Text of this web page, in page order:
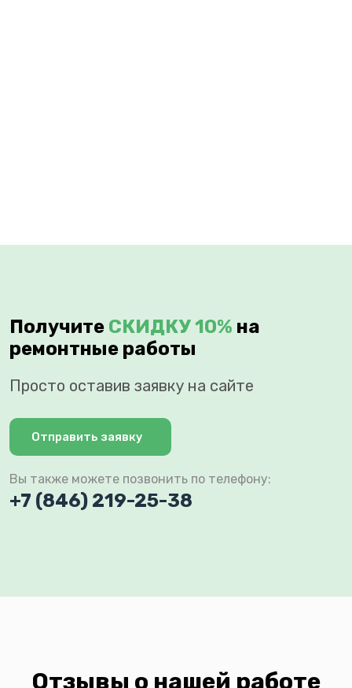
Получите СКИДКУ 10% на
ремонтные работы
Просто оставив заявку на сайте
Отправить заявку
Вы также можете позвонить по телефону:
+7 (846) 219-25-38
Отзывы о нашей работе